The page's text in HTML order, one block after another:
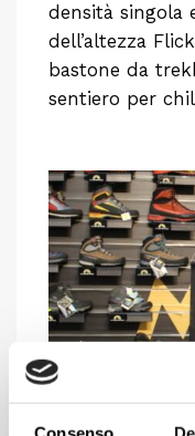
Chiedi ad un
densità singola
dell’altezza
bastone da
sentiero per